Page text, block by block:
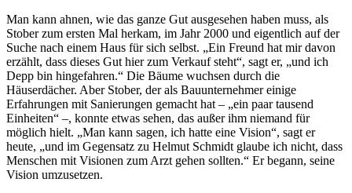
Man kann ahnen, wie das ganze Gut ausgesehen haben muss, als
Stober zum ersten Mal herkam, im Jahr 2000 und eigentlich auf der
Suche nach einem Haus für sich selbst. „Ein Freund hat mir davon
erzählt, dass dieses Gut hier zum Verkauf steht“, sagt er, „und ich
Depp bin hingefahren.“ Die Bäume wuchsen durch die
Häuserdächer. Aber Stober, der als Bauunternehmer einige
Erfahrungen mit Sanierungen gemacht hat – „ein paar tausend
Einheiten“ –, konnte etwas sehen, das außer ihm niemand für
möglich hielt. „Man kann sagen, ich hatte eine Vision“, sagt er
heute, „und im Gegensatz zu Helmut Schmidt glaube ich nicht, dass
Menschen mit Visionen zum Arzt gehen sollten.“ Er begann, seine
Vision umzusetzen.